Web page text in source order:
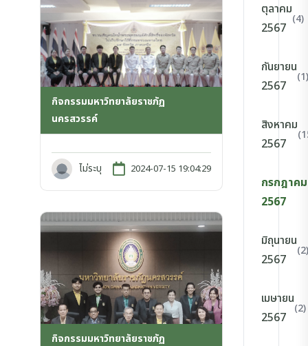
กิจกรรมมหาวิทยาลัยราชภัฏ
นครสวรรค์
ไม่ระบุ 2024-07-15 19:04:29
กิจกรรมมหาวิทยาลัยราชภัฏ
ตุลาคม
2567
(4)
กันยายน
2567
(1)
สิงหาคม
2567
กรกฎาคม
2567
มิถุนายน
2567
(2)
เมษายน
2567
(2)